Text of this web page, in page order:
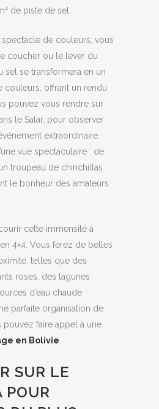
de piste de sel.
spectacle de couleurs, vous
coucher ou le lever du
sel se transformera en un
couleurs, offrant un rendu
pouvez vous rendre sur
le Salar, pour observer
extraordinaire.
vue spectaculaire : de
troupeau de chinchillas
le bonheur des amateurs
cette immensité à
4×4. Vous ferez de belles
telles que des
roses, des lagunes
d’eau chaude
parfaite organisation de
pouvez faire appel à une
en Bolivie
SUR LE
POUR